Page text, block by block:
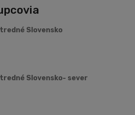
Slovensko
Slovensko- sever